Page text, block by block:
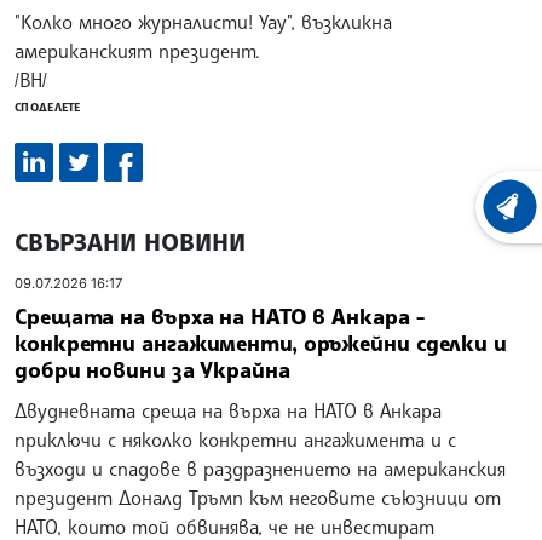
"Колко много журналисти! Уау", възкликна
американският президент.
/ВН/
СПОДЕЛЕТЕ
СВЪРЗАНИ НОВИНИ
09.07.2026 16:17
Срещата на върха на НАТО в Анкара -
конкретни ангажименти, оръжейни сделки и
добри новини за Украйна
Двудневната среща на върха на НАТО в Анкара
приключи с няколко конкретни ангажимента и с
възходи и спадове в раздразнението на американския
президент Доналд Тръмп към неговите съюзници от
НАТО, които той обвинява, че не инвестират